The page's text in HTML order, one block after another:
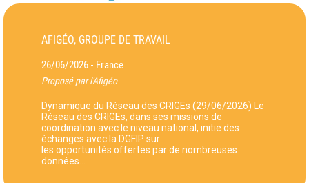
AFIGÉO, GROUPE DE TRAVAIL
26/06/2026 - France
Proposé par l'Afigéo
Dynamique du Réseau des CRIGEs (29/06/2026) Le
Réseau des CRIGEs, dans ses missions de
coordination avec le niveau national, initie des
échanges avec la DGFIP sur
les opportunités offertes par de nombreuses
données…